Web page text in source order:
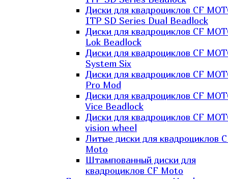
Диски для квадроциклов CF
ITP SD Series Dual Beadlock
Диски для квадроциклов CF
Lok Beadlock
Диски для квадроциклов CF
System Six
Диски для квадроциклов CF
Pro Mod
Диски для квадроциклов CF
Vice Beadlock
Диски для квадроциклов CF
vision wheel
Литые диски для квадроциклов
Moto
Штампованный диски для
квадроциклов CF Moto